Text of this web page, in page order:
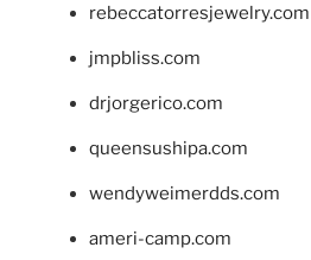
rebeccatorresjewelry.com
jmpbliss.com
drjorgerico.com
queensushipa.com
wendyweimerdds.com
ameri-camp.com